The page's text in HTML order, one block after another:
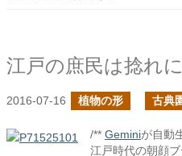
2016-07-16 植物の形 古典
/** Geminiが自動
江戸時代の朝顔